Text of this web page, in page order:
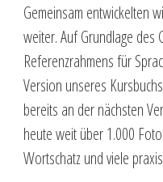
Gemeinsam entwickelten
weiter. Auf Grundlage des
Referenzrahmens für
Version unseres
bereits an der nächsten
heute weit über 1.000
Wortschatz und viele